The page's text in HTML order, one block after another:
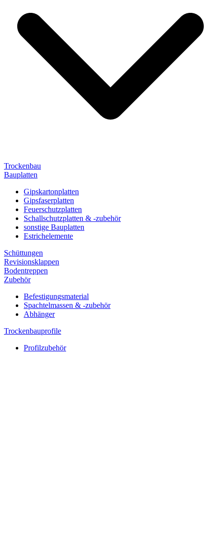
Trockenbau
Bauplatten
Gipskartonplatten
Gipsfaserplatten
Feuerschutzplatten
Schallschutzplatten & -zubehör
sonstige Bauplatten
Estrichelemente
Schüttungen
Revisionsklappen
Bodentreppen
Zubehör
Befestigungsmaterial
Spachtelmassen & -zubehör
Abhänger
Trockenbauprofile
Profilzubehör